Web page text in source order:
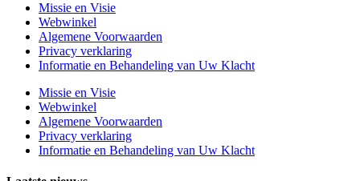
Missie en Visie
Webwinkel
Algemene Voorwaarden
Privacy verklaring
Informatie en Behandeling van Uw Klacht
Missie en Visie
Webwinkel
Algemene Voorwaarden
Privacy verklaring
Informatie en Behandeling van Uw Klacht